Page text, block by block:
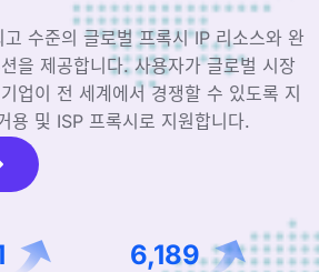
수준의 글로벌 프록시 IP 리소스와 완
을 제공합니다. 사용자가 글로벌 시장
업이 전 세계에서 경쟁할 수 있도록 지
용 및 ISP 프록시로 지원합니다.
10,255